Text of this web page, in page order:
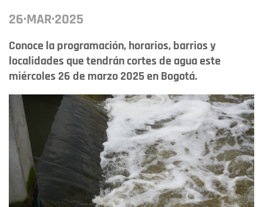
26·MAR·2025
Conoce la programación, horarios, barrios y
localidades que tendrán cortes de agua este
miércoles 26 de marzo 2025 en Bogotá.